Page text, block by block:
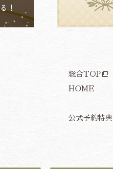
総合TOP
HOME
公式予約特典